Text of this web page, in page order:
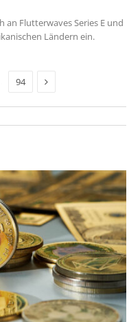
an Flutterwaves Series E und
Ländern ein.
94 Next